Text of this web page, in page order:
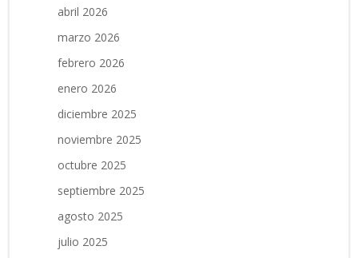
abril 2026
marzo 2026
febrero 2026
enero 2026
diciembre 2025
noviembre 2025
octubre 2025
septiembre 2025
agosto 2025
julio 2025